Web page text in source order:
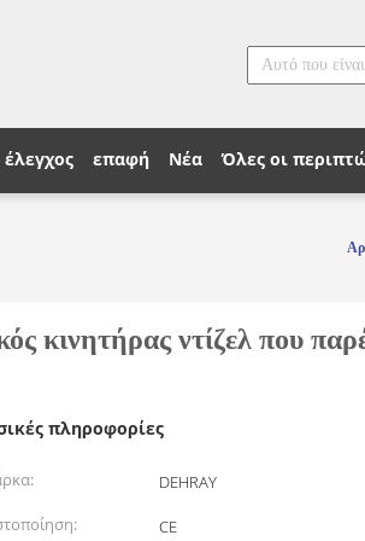
έλεγχος επαφή Νέα Όλες οι
ντίζελ που
πληροφορίες
DEHRAY
CE